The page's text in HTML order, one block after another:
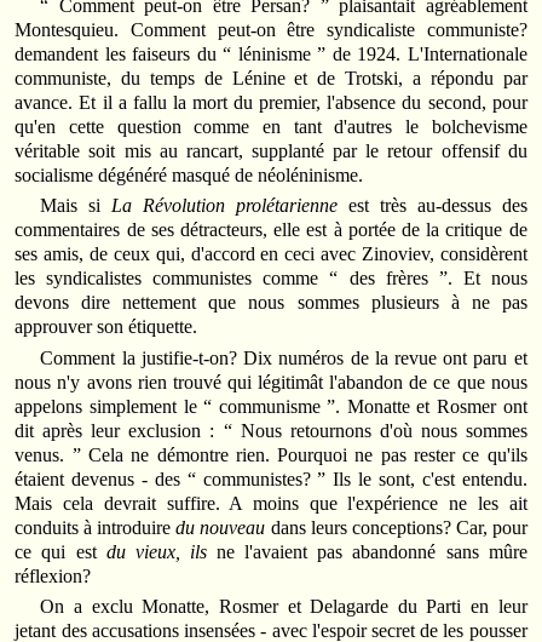
“ Comment peut-on être Persan? ” plaisantait agréablement
Montesquieu. Comment peut-on être syndicaliste communiste?
demandent les faiseurs du “ léninisme ” de 1924. L'Internationale
communiste, du temps de Lénine et de Trotski, a répondu par
avance. Et il a fallu la mort du premier, l'absence du second, pour
qu'en cette question comme en tant d'autres le bolchevisme
véritable soit mis au rancart, supplanté par le retour offensif du
socialisme dégénéré masqué de néoléninisme.
Mais si La Révolution prolétarienne est très au-dessus des
commentaires de ses détracteurs, elle est à portée de la critique de
ses amis, de ceux qui, d'accord en ceci avec Zinoviev, considèrent
les syndicalistes communistes comme “ des frères ”. Et nous
devons dire nettement que nous sommes plusieurs à ne pas
approuver son étiquette.
Comment la justifie-t-on? Dix numéros de la revue ont paru et
nous n'y avons rien trouvé qui légitimât l'abandon de ce que nous
appelons simplement le “ communisme ”. Monatte et Rosmer ont
dit après leur exclusion : “ Nous retournons d'où nous sommes
venus. ” Cela ne démontre rien. Pourquoi ne pas rester ce qu'ils
étaient devenus - des “ communistes? ” Ils le sont, c'est entendu.
Mais cela devrait suffire. A moins que l'expérience ne les ait
conduits à introduiredu nouveau dans leurs conceptions? Car, pour
ce qui est du vieux, ilsne l'avaient pas abandonné sans mûre
réflexion?
On a exclu Monatte, Rosmer et Delagarde du Parti en leur
jetant des accusations insensées - avec l'espoir secret de les pousser